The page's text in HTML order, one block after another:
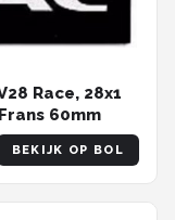
Race, 28x1
60mm
BEKIJK OP BOL